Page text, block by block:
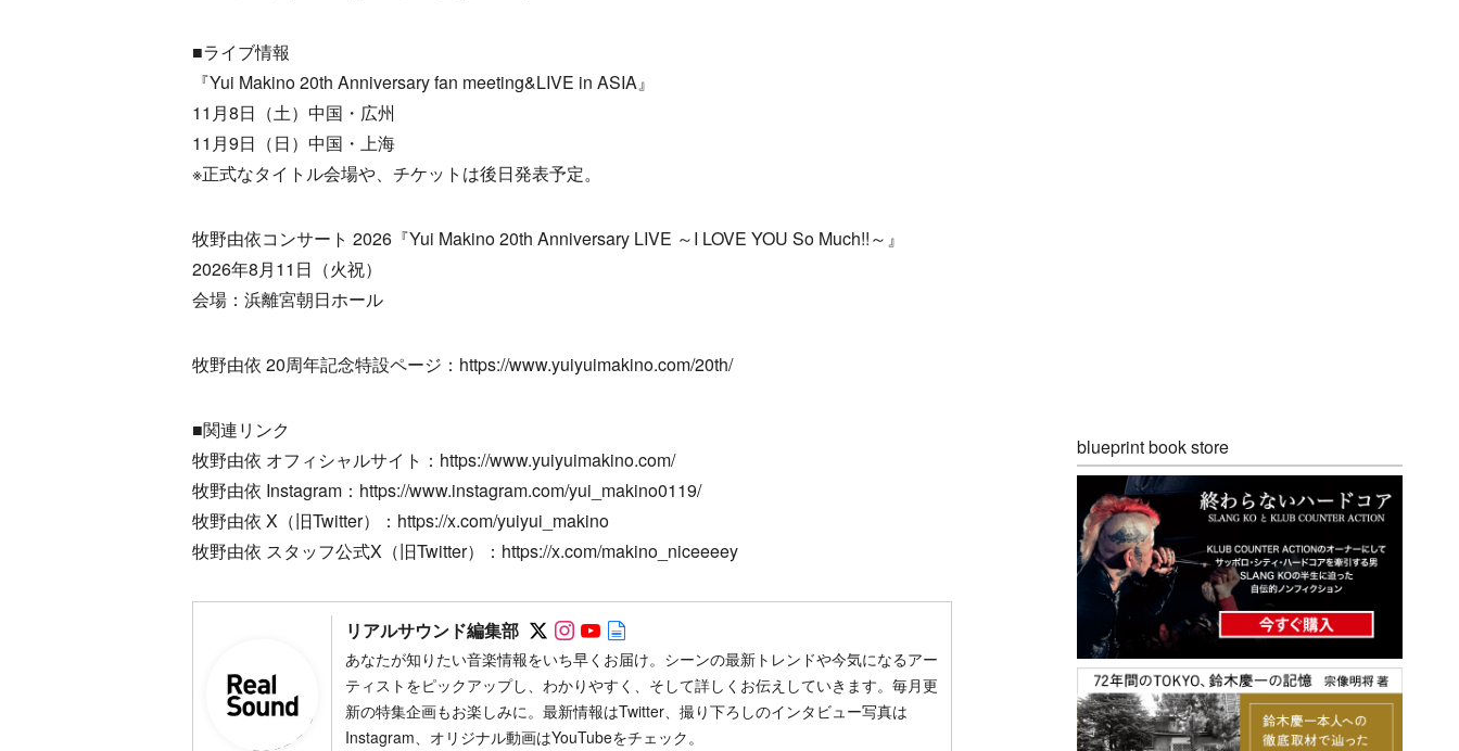
■ライブ情報
『Yui Makino 20th Anniversary fan meeting&LIVE in ASIA』
11月8日（土）中国・広州
11月9日（日）中国・上海
※正式なタイトル会場や、チケットは後日発表予定。
牧野由依コンサート 2026『Yui Makino 20th Anniversary LIVE ～I LOVE YOU So Much!!～』
2026年8月11日（火祝）
会場：浜離宮朝日ホール
牧野由依 20周年記念特設ページ：https://www.yuiyuimakino.com/20th/
■関連リンク
牧野由依 オフィシャルサイト：https://www.yuiyuimakino.com/
牧野由依 Instagram：https://www.instagram.com/yui_makino0119/
牧野由依 X（旧Twitter）：https://x.com/yuiyui_makino
牧野由依 スタッフ公式X（旧Twitter）：https://x.com/makino_niceeeey
リアルサウンド編集部 Follow on SNS
Follow on SNS
Follow on SNS
あなたが知りたい音楽情報をいち早くお届け。シーンの最新トレンドや今気になるアー
ティストをピックアップし、わかりやすく、そして詳しくお伝えしていきます。毎月更
新の特集企画もお楽しみに。最新情報はTwitter、撮り下ろしのインタビュー写真は
Instagram、オリジナル動画はYouTubeをチェック。
blueprint book store